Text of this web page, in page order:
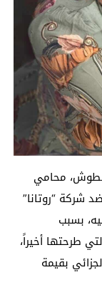
محامي
شركة “روتانا”
بسبب
طرحتها أخيراً،
بقيمة